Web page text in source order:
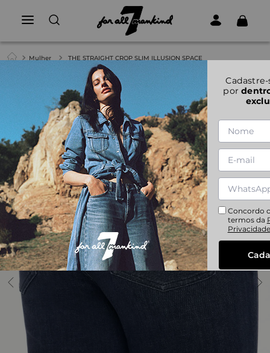
Mulher THE STRAIGHT CROP SLIM ILLUSION SPACE
por
Concordo
termos da
Privacidade